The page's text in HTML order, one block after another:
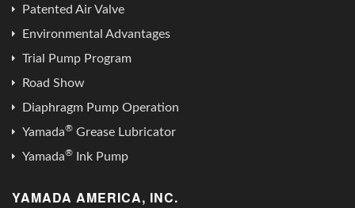
Patented Air Valve
Environmental Advantages
Trial Pump Program
Road Show
Diaphragm Pump Operation
Yamada® Grease Lubricator
Yamada® Ink Pump
YAMADA AMERICA, INC.